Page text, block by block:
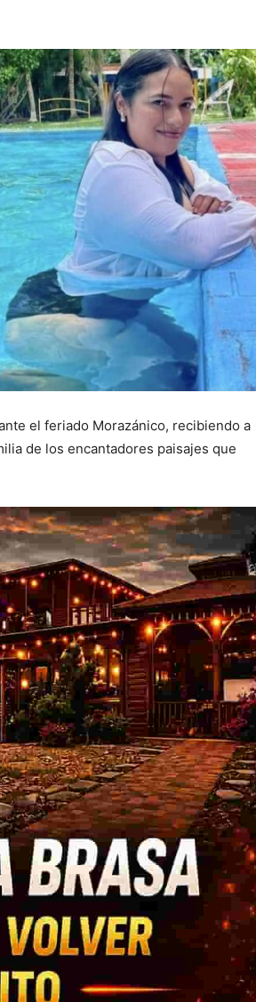
el feriado Morazánico, recibiendo a
de los encantadores paisajes que